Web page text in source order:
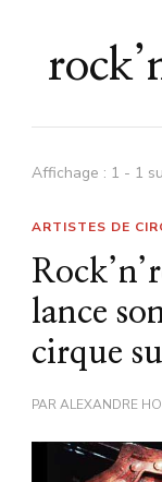
Affichage : 1 - 1
ARTISTES DE
lance
cirque
PARALEXANDRE